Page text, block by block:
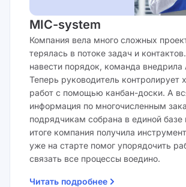
MIC-system
Компания вела много сложных
терялась в потоке задач и
навести порядок, команда внедрила
Теперь руководитель контролирует
работ с помощью канбан-доски. А
информация по многочисленным
подрядчикам собрана в единой базе
итоге компания получила
уже на старте помог упорядочить
связать все процессы воедино.
Читать подробнее